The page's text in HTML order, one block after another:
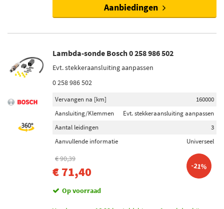
Aanbiedingen
Lambda-sonde Bosch 0 258 986 502
Evt. stekkeraansluiting aanpassen
0 258 986 502
Vervangen na [km]
160000
Aansluiting/Klemmen
Evt. stekkeraansluiting aanpassen
Aantal leidingen
3
Aanvullende informatie
Universeel
€ 90,39
€ 71,40 -21%
Op voorraad